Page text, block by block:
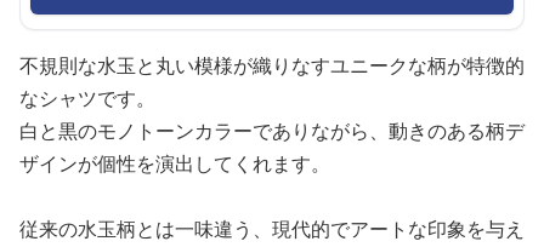
不規則な水玉と丸い模様が織りなすユニークな柄が特徴的
なシャツです。
白と黒のモノトーンカラーでありながら、動きのある柄デ
ザインが個性を演出してくれます。
従来の水玉柄とは一味違う、現代的でアートな印象を与え